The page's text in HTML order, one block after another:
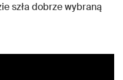
szła dobrze wybraną